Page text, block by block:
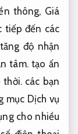
thông, Giá
tiếp đến các
độ nhận
tâm.tạo ấn
thời.các bạn
mục Dịch vụ
cho nhiều